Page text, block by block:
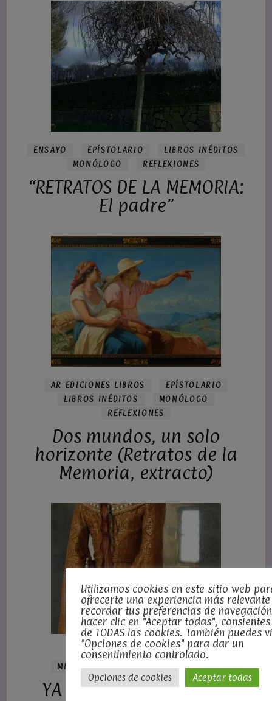
ENSAYO EPÍSTOLARIO
LIBROS INÉDITOS
MONÓLOGO
REFLEXIONES
“RETRATOS DE LA MEMORIA:
El padre”
AR EDICIONES LIBROS
EPÍSTOLARIO
LIBROS INÉDITOS
MONÓLOGO
REFLEXIONES
Dos mundos, un solo
horizonte (Retratos de la
Memoria, extracto)
EXTRACTOS POÉTICOS
MIS LIBROS PUBLICADOS
POESÍA
YA NO CUENTO LOS DÍAS
Utilizamos cookies en este sitio web
ofrecerte una experiencia más
recordar tus preferencias de
hacer clic en "Aceptar todas",
de TODAS las cookies. También puedes
"Opciones de cookies" para dar un
consentimiento controlado.
Opciones de cookies Aceptar todas